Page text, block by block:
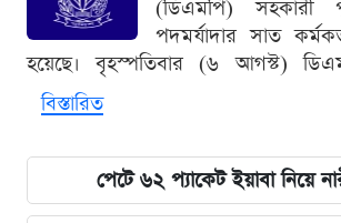
(ডিএমপি) সহকারী
পদমর্যাদার সাত
হয়েছে। বৃহস্পতিবার (৬ আগস্ট)
বিস্তারিত
পেটে ৬২ প্যাকেট ইয়াবা নিয়ে